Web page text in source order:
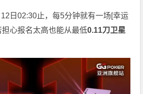
日02:30止，每5分钟就有一场[幸运
心报名太高也能从最低0.11刀卫星